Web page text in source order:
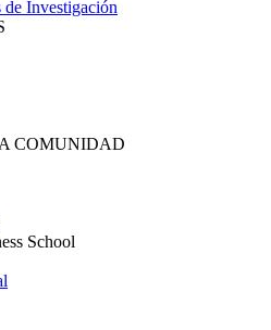
de Investigación
COMUNIDAD
School